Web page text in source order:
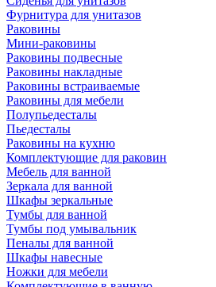
Фурнитура для унитазов
Раковины
Мини-раковины
Раковины подвесные
Раковины накладные
Раковины встраиваемые
Раковины для мебели
Полупьедесталы
Пьедесталы
Раковины на кухню
Комплектующие для раковин
Мебель для ванной
Зеркала для ванной
Шкафы зеркальные
Тумбы для ванной
Тумбы под умывальник
Пеналы для ванной
Шкафы навесные
Ножки для мебели